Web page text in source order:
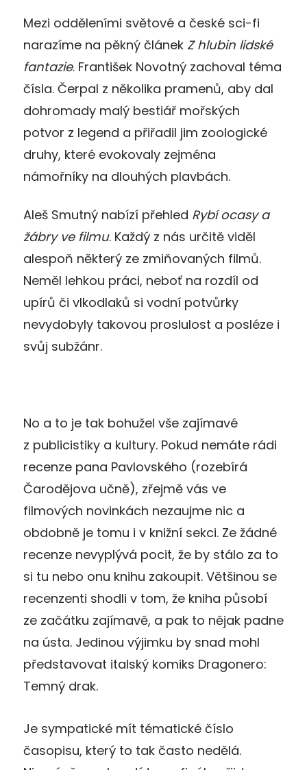
Mezi odděleními světové a české sci-fi
narazíme na pěkný článek Z hlubin lidské
fantazie. František Novotný zachoval téma
čísla. Čerpal z několika pramenů, aby dal
dohromady malý bestiář mořských
potvor z legend a přiřadil jim zoologické
druhy, které evokovaly zejména
námořníky na dlouhých plavbách.
Aleš Smutný nabízí přehled Rybí ocasy a
žábry ve filmu. Každý z nás určitě viděl
alespoň některý ze zmiňovaných filmů.
Neměl lehkou práci, neboť na rozdíl od
upírů či vlkodlaků si vodní potvůrky
nevydobyly takovou proslulost a posléze i
svůj subžánr.
No a to je tak bohužel vše zajímavé
z publicistiky a kultury. Pokud nemáte rádi
recenze pana Pavlovského (rozebírá
Čarodějova učně), zřejmě vás ve
filmových novinkách nezaujme nic a
obdobně je tomu i v knižní sekci. Ze žádné
recenze nevyplývá pocit, že by stálo za to
si tu nebo onu knihu zakoupit. Většinou se
recenzenti shodli v tom, že kniha působí
ze začátku zajímavě, a pak to nějak padne
na ústa. Jedinou výjimku by snad mohl
představovat italský komiks Dragonero:
Temný drak.
Je sympatické mít tématické číslo
časopisu, který to tak často nedělá.